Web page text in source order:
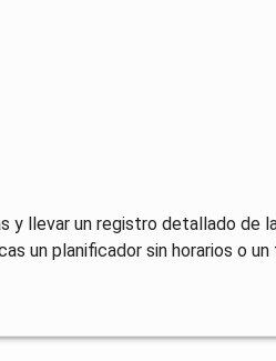
y llevar un registro detallado de
un planificador sin horarios o